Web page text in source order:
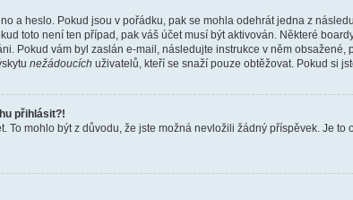
a heslo. Pokud jsou v pořádku, pak se mohla odehrát jedna z
toto není ten případ, pak váš účet musí být aktivován. Některé
Pokud vám byl zaslán e-mail, následujte instrukce v něm
nežádoucích uživatelů, kteří se snaží pouze obtěžovat. Pokud si
přihlásit?!
To mohlo být z důvodu, že jste možná nevložili žádný příspěvek. Je